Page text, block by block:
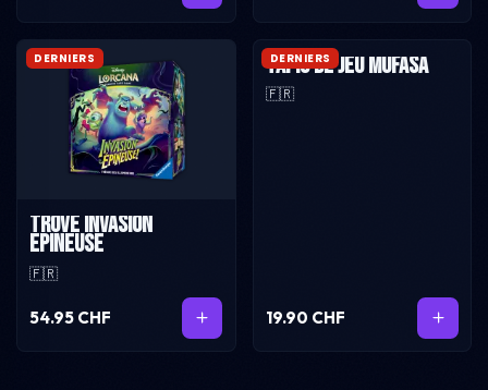
DERNIERS
Trove Invasion
Epineuse
🇫🇷
54.95 CHF
DERNIERS
Tapis de jeu MUFASA
🇫🇷
19.90 CHF